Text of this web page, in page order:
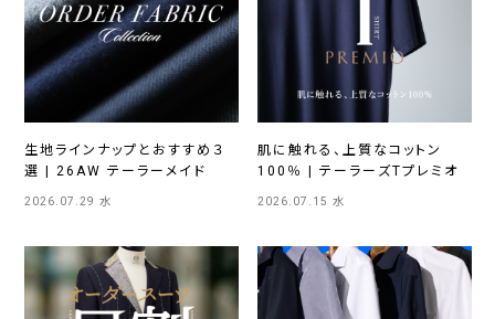
生地ラインナップとおすすめ３
選 | 26AW テーラーメイド
2026.07.29 水
肌に触れる、上質なコットン
100％ | テーラーズTプレミオ
2026.07.15 水